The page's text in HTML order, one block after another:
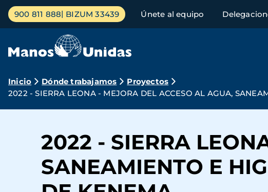
Pasar
contenido
Menú
principal
900 811 888 BIZUM 33439 Únete al equipo
Ruta
de
Inicio Dónde trabajamos
Proyectos
2022 - SIERRA LEONA - MEJORA DEL ACCESO AL AGUA,
2022 - SIERRA
SANEAMIENTO E